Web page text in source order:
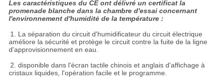
Les caractéristiques du CE ont délivré un certificat la
promenade blanche dans la chambre d'essai concernant
l'environnement d'humidité de la température :
1. La séparation du circuit d'humidificateur du circuit électrique
améliore la sécurité et protège le circuit contre la fuite de la ligne
d'approvisionnement en eau.
2. disponible dans l'écran tactile chinois et anglais d'affichage à
cristaux liquides, l'opération facile et le programme.